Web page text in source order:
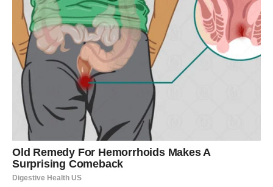
odnosa
Ako ste u vezi ili braku, naredni period donosi mnogo
više razumijevanja, nježnosti i zajedničkih planova.
Partner će vam pokazati koliko mu značite, a zajedno
ćete pronaći rješenja za sve ono što vas je ranije
opterećivalo.
Pred vama su trenuci koji će dodatno učvrstiti vaš odnos i
vratiti osmijeh na vaša lica.